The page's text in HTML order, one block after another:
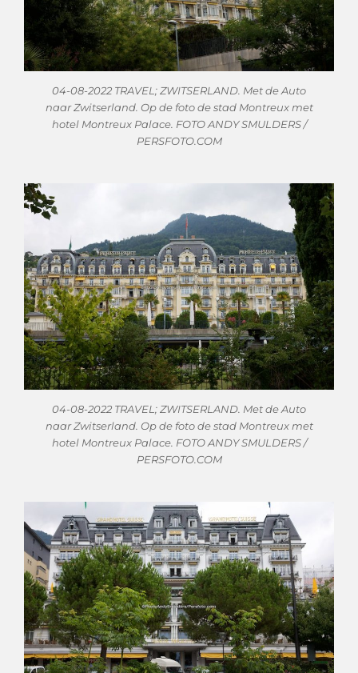
04-08-2022 TRAVEL; ZWITSERLAND. Met de Auto
naar Zwitserland. Op de foto de stad Montreux met
hotel Montreux Palace. FOTO ANDY SMULDERS /
PERSFOTO.COM
04-08-2022 TRAVEL; ZWITSERLAND. Met de Auto
naar Zwitserland. Op de foto de stad Montreux met
hotel Montreux Palace. FOTO ANDY SMULDERS /
PERSFOTO.COM